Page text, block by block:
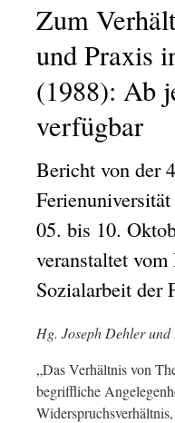
Zum
und Praxis
(1988): Ab
verfügbar
Bericht von der
05. bis 10.
veranstaltet vom
Sozialarbeit der
Hg. Joseph Dehler und
„Das Verhältnis von
begriffliche